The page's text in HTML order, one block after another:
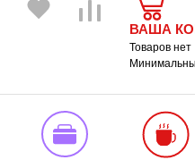
ВАША
Товаров нет